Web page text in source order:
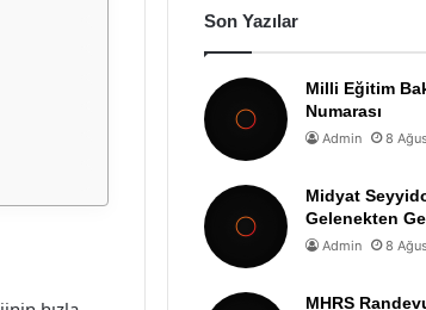
Son Yazılar
Milli Eğitim
Numarası
Admin 8
Midyat
Gelenekten
Admin 8
MHRS